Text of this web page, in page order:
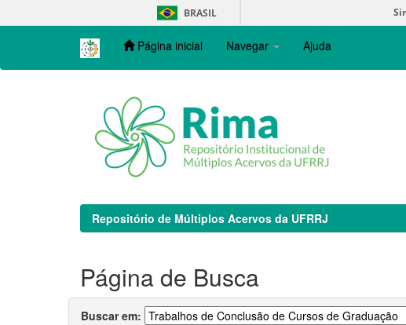
navigation
BRASIL
Página inicial Navegar Ajuda
Repositório de Múltiplos Acervos da UFRRJ
Página de Busca
Buscar em: